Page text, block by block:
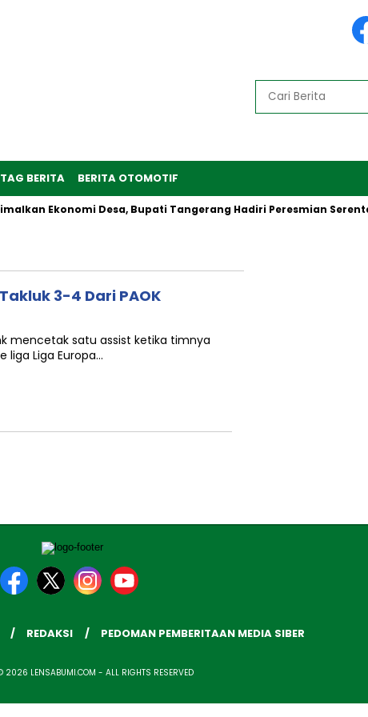
TAG BERITA BERITA OTOMOTIF
Ekonomi Desa, Bupati Tangerang Hadiri Peresmian
3-4 Dari PAOK
mencetak satu assist ketika timnya
liga Liga Europa…
REDAKSI PEDOMAN PEMBERITAAN MEDIA SIBER
2026 LENSABUMI.COM - ALL RIGHTS RESERVED